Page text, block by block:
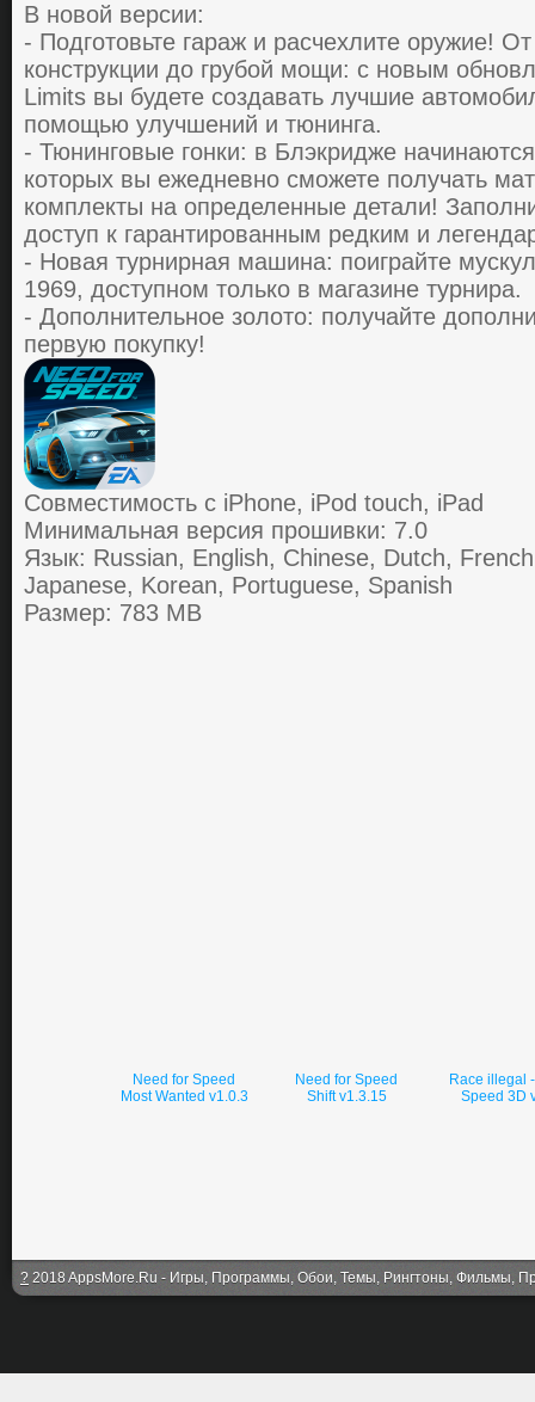
В новой версии:
- Подготовьте гараж и расчехлите оружие!
конструкции до грубой мощи: с новым
Limits вы будете создавать лучшие
помощью улучшений и тюнинга.
- Тюнинговые гонки: в Блэкридже
которых вы ежедневно сможете получать
комплекты на определенные детали!
доступ к гарантированным редким и
- Новая турнирная машина: поиграйте
1969, доступном только в магазине турнира.
- Дополнительное золото: получайте
первую покупку!
Совместимость с iPhone, iPod touch, iPad
Минимальная версия прошивки: 7.0
Язык: Russian, English, Chinese, Dutch,
Japanese, Korean, Portuguese, Spanish
Размер: 783 MB
Need for Speed
Most Wanted v1.0.3
Need for Speed
Shift v1.3.15
Race illegal
Speed 3D
? 2018 AppsMore.Ru - Игры, Программы, Обои, Темы, Рингтоны, Фильмы,